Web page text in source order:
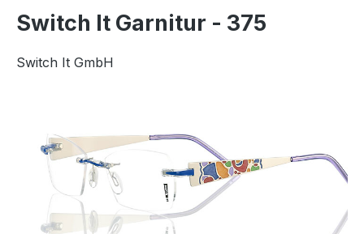
Switch It Garnitur - 375
Switch It GmbH